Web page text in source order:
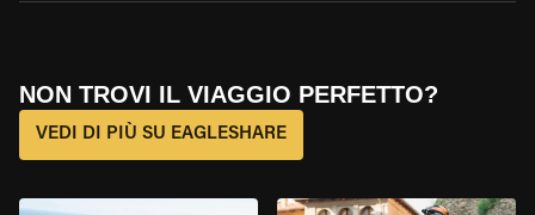
NON TROVI IL VIAGGIO PERFETTO?
VEDI DI PIÙ SU EAGLESHARE